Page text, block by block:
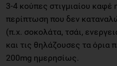
3-4 κούπες στιγμιαίου καφέ
περίπτωση που δεν
(π.χ. σοκολάτα, τσάι,
και τις θηλάζουσες τα όρια
200mg ημερησίως.